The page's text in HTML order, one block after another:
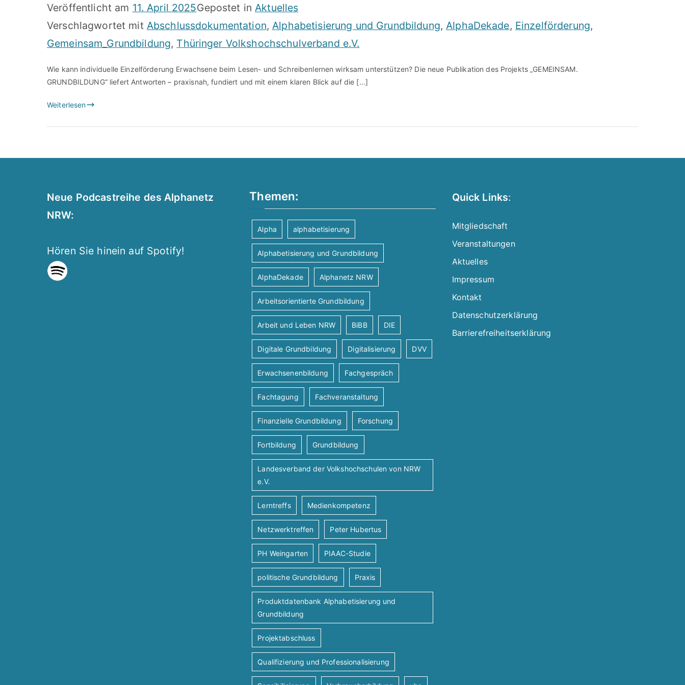
Veröffentlicht am 11. April 2025Gepostet inAktuelles
Verschlagwortet mit Abschlussdokumentation,Alphabetisierung und Grundbildung,AlphaDekade, Einzelförderung,
Gemeinsam_Grundbildung, Thüringer Volkshochschulverband e.V.
Wie kann individuelle Einzelförderung Erwachsene beim Lesen- und Schreibenlernen wirksam unterstützen? Die neue Publikation des Projekts „GEMEINSAM.
GRUNDBILDUNG“ liefert Antworten – praxisnah, fundiert und mit einem klaren Blick auf die […]
Weiterlesen
Neue Podcastreihe des Alphanetz
NRW:
Hören Sie hinein auf Spotify!
Themen:
Alpha alphabetisierung
Alphabetisierung und Grundbildung
AlphaDekade Alphanetz NRW
Arbeitsorientierte Grundbildung
Arbeit und Leben NRW BiBB DIE
Digitale Grundbildung Digitalisierung DVV
Erwachsenenbildung Fachgespräch
Fachtagung Fachveranstaltung
Finanzielle Grundbildung Forschung
Fortbildung Grundbildung
Landesverband der Volkshochschulen von NRW
e.V.
Lerntreffs Medienkompetenz
Netzwerktreffen Peter Hubertus
PH Weingarten PIAAC-Studie
politische Grundbildung Praxis
Produktdatenbank Alphabetisierung und
Grundbildung
Projektabschluss
Qualifizierung und Professionalisierung
Quick Links:
Mitgliedschaft
Veranstaltungen
Aktuelles
Impressum
Kontakt
Datenschutzerklärung
Barrierefreiheitserklärung